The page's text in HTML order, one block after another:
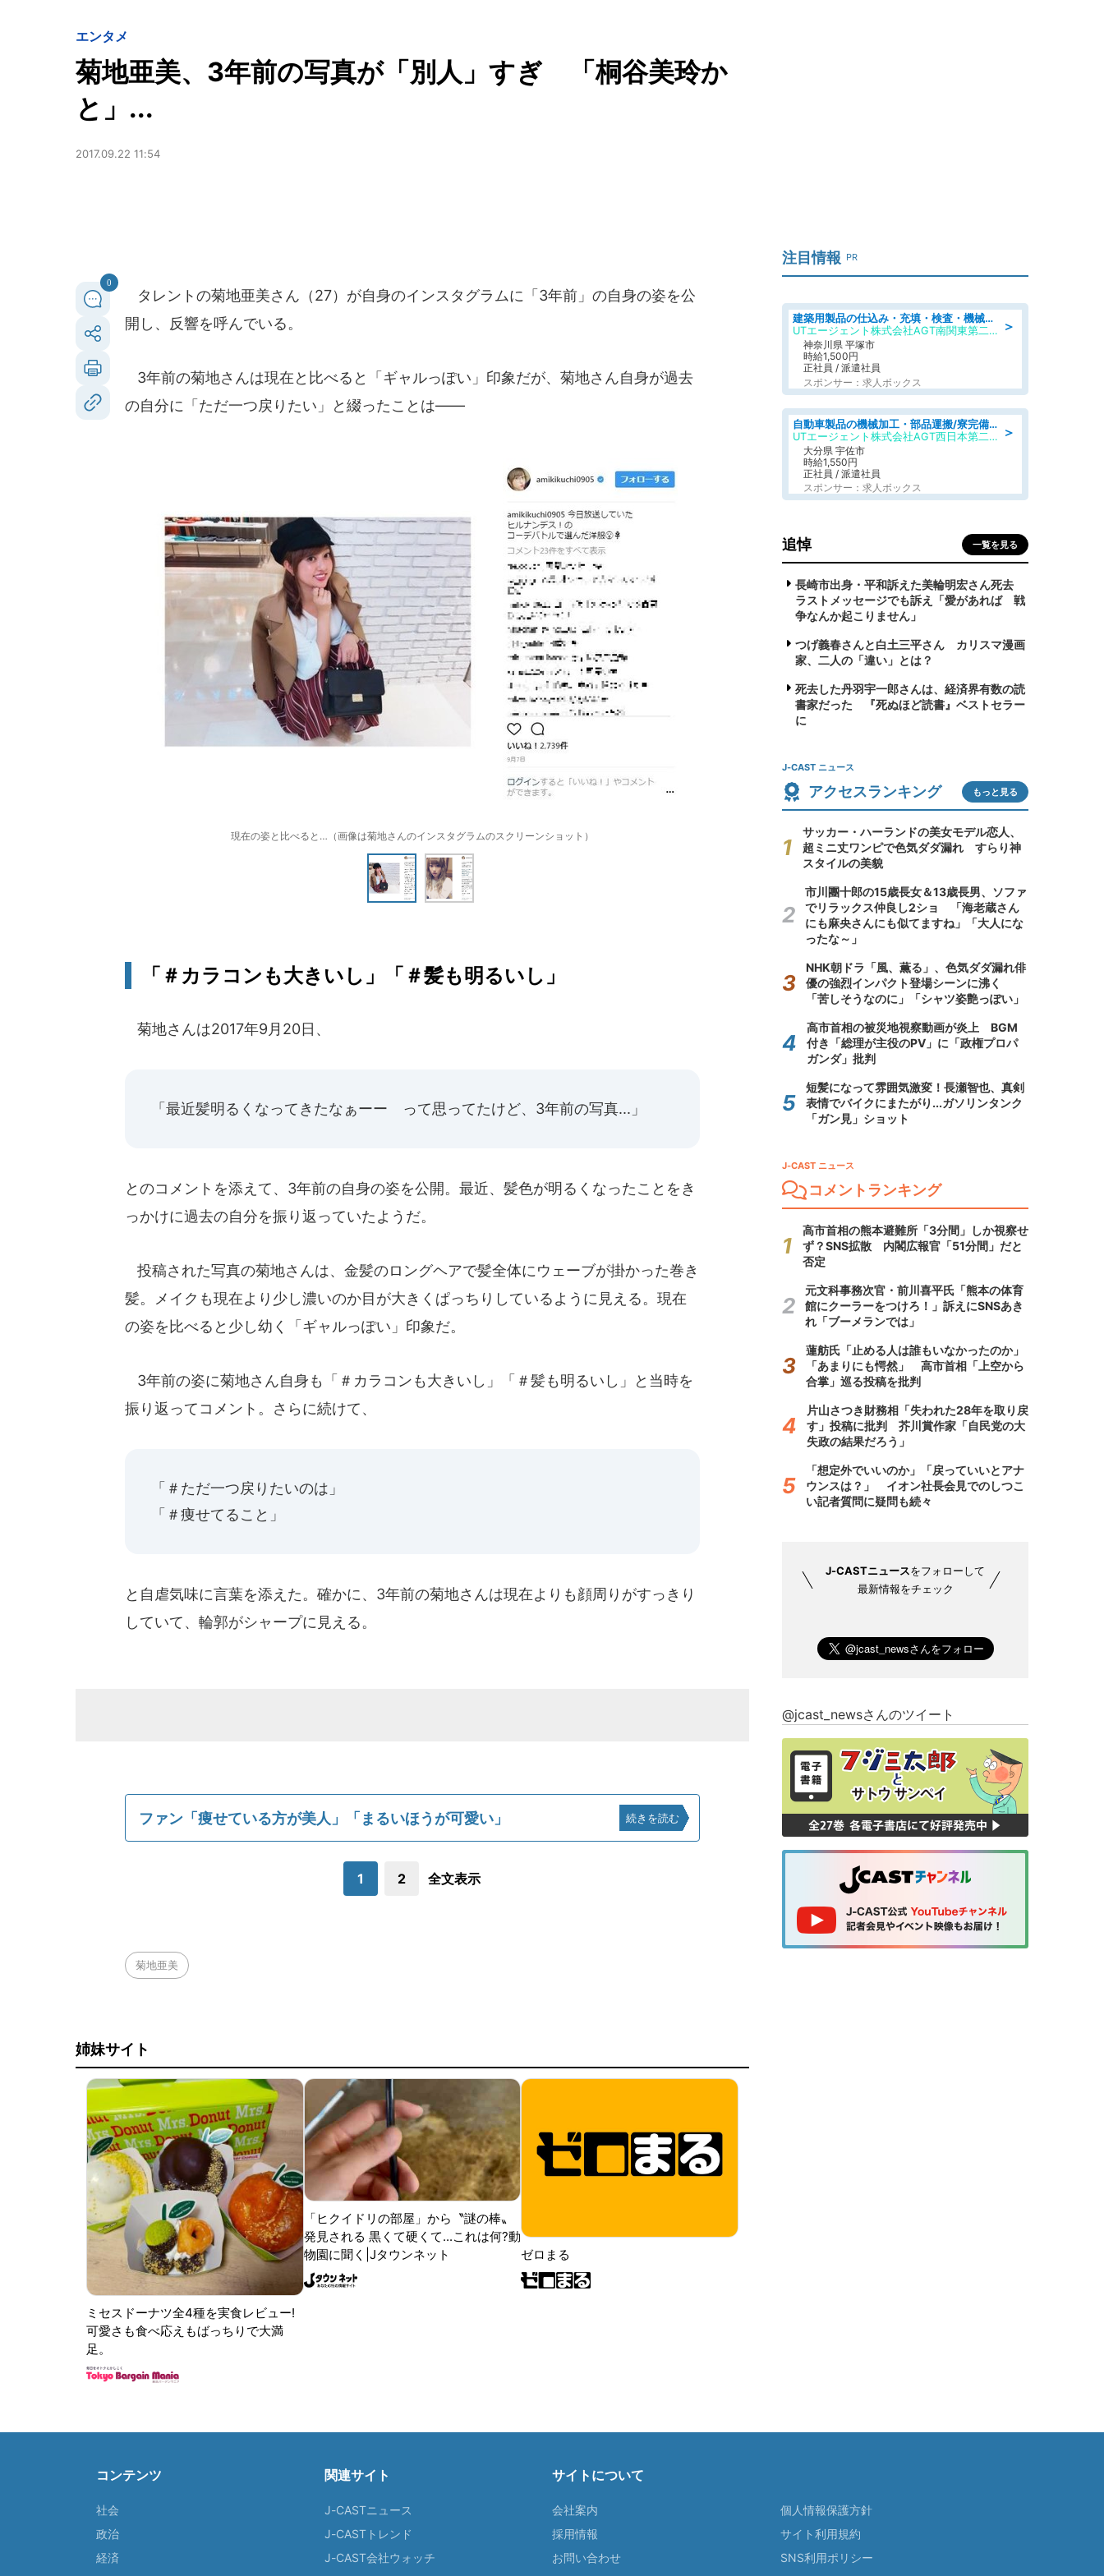
エンタメ
菊地亜美、3年前の写真が「別人」すぎ 「桐谷美玲か
と」...
2017.09.22 11:54
0
タレントの菊地亜美さん（27）が自身のインスタグラムに「3年前」の自身の姿を公
開し、反響を呼んでいる。
3年前の菊地さんは現在と比べると「ギャルっぽい」印象だが、菊地さん自身が過去
の自分に「ただ一つ戻りたい」と綴ったことは――
現在の姿と比べると…（画像は菊地さんのインスタグラムのスクリーンショット）
「＃カラコンも大きいし」「＃髪も明るいし」
菊地さんは2017年9月20日、
「最近髪明るくなってきたなぁーー って思ってたけど、3年前の写真...」
とのコメントを添えて、3年前の自身の姿を公開。最近、髪色が明るくなったことをき
っかけに過去の自分を振り返っていたようだ。
投稿された写真の菊地さんは、金髪のロングヘアで髪全体にウェーブが掛かった巻き
髪。メイクも現在より少し濃いのか目が大きくぱっちりしているように見える。現在
の姿を比べると少し幼く「ギャルっぽい」印象だ。
3年前の姿に菊地さん自身も「＃カラコンも大きいし」「＃髪も明るいし」と当時を
振り返ってコメント。さらに続けて、
「＃ただ一つ戻りたいのは」
「＃痩せてること」
と自虐気味に言葉を添えた。確かに、3年前の菊地さんは現在よりも顔周りがすっきり
していて、輪郭がシャープに見える。
ファン「痩せている方が美人」「まるいほうが可愛い」 続きを読む
1 2 全文表示
菊地亜美
姉妹サイト
ミセスドーナツ全4種を実食レビュー!
可愛さも食べ応えもばっちりで大満
足。
「ヒクイドリの部屋」から〝謎の棒〟
発見される 黒くて硬くて...これは何?動
物園に聞く|Jタウンネット
ゼロまる
注目情報 PR
＞
建築用製品の仕込み・充填・検査・機械操作/寮完備/日払い/工場・製造
UTエージェント株式会社AGT南関東第二CU
神奈川県 平塚市
時給1,500円
正社員 / 派遣社員
スポンサー：求人ボックス
＞
自動車製品の機械加工・部品運搬/寮完備/日払い/工場・製造
UTエージェント株式会社AGT西日本第二CU
大分県 宇佐市
時給1,550円
正社員 / 派遣社員
スポンサー：求人ボックス
追悼 一覧を見る
長崎市出身・平和訴えた美輪明宏さん死去
ラストメッセージでも訴え「愛があれば 戦
争なんか起こりません」
つげ義春さんと白土三平さん カリスマ漫画
家、二人の「違い」とは？
死去した丹羽宇一郎さんは、経済界有数の読
書家だった 『死ぬほど読書』ベストセラー
に
J-CAST ニュース
アクセスランキング もっと見る
サッカー・ハーランドの美女モデル恋人、
超ミニ丈ワンピで色気ダダ漏れ すらり神
スタイルの美貌
市川團十郎の15歳長女＆13歳長男、ソファ
でリラックス仲良し2ショ 「海老蔵さん
にも麻央さんにも似てますね」「大人にな
ったな～」
NHK朝ドラ「風、薫る」、色気ダダ漏れ俳
優の強烈インパクト登場シーンに沸く
「苦しそうなのに」「シャツ姿艶っぽい」
高市首相の被災地視察動画が炎上 BGM
付き「総理が主役のPV」に「政権プロパ
ガンダ」批判
短髪になって雰囲気激変！長瀬智也、真剣
表情でバイクにまたがり...ガソリンタンク
「ガン見」ショット
J-CAST ニュース
コメントランキング
高市首相の熊本避難所「3分間」しか視察せ
ず？SNS拡散 内閣広報官「51分間」だと
否定
元文科事務次官・前川喜平氏「熊本の体育
館にクーラーをつけろ！」訴えにSNSあき
れ「ブーメランでは」
蓮舫氏「止める人は誰もいなかったのか」
「あまりにも愕然」 高市首相「上空から
合掌」巡る投稿を批判
片山さつき財務相「失われた28年を取り戻
す」投稿に批判 芥川賞作家「自民党の大
失政の結果だろう」
「想定外でいいのか」「戻っていいとアナ
ウンスは？」 イオン社長会見でのしつこ
い記者質問に疑問も続々
J-CASTニュースをフォローして
最新情報をチェック
@jcast_newsさんのツイート
コンテンツ
社会
政治
経済
関連サイト
J-CASTニュース
J-CASTトレンド
J-CAST会社ウォッチ
サイトについて
会社案内
採用情報
お問い合わせ
個人情報保護方針
サイト利用規約
SNS利用ポリシー